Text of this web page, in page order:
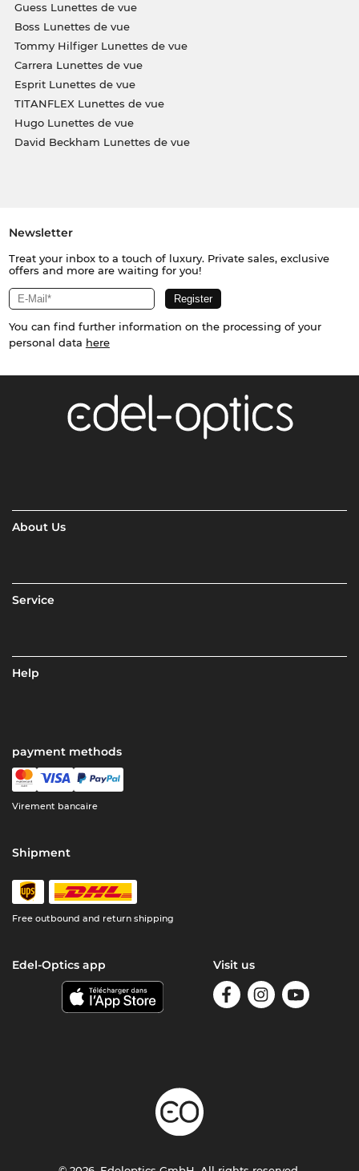
Guess Lunettes de vue
Boss Lunettes de vue
Tommy Hilfiger Lunettes de vue
Carrera Lunettes de vue
Esprit Lunettes de vue
TITANFLEX Lunettes de vue
Hugo Lunettes de vue
David Beckham Lunettes de vue
Newsletter
Treat your inbox to a touch of luxury. Private sales, exclusive
offers and more are waiting for you!
You can find further information on the processing of your
personal data here
About Us
Service
Help
payment methods
Virement bancaire
Shipment
Free outbound and return shipping
Edel-Optics app Visit us